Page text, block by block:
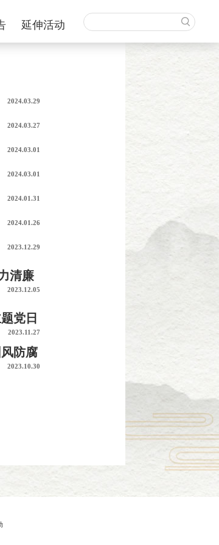
延伸活动
2024.03.29
2024.03.27
2024.03.01
2024.03.01
2024.01.31
2024.01.26
2023.12.29
清廉
2023.12.05
党日
2023.11.27
防腐
2023.10.30